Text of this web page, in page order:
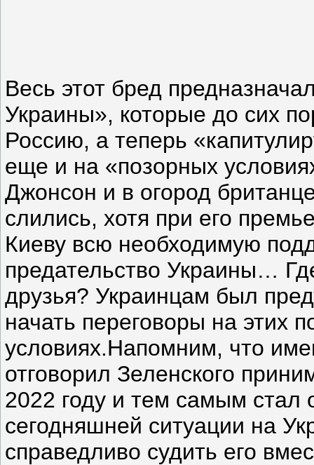
Весь этот бред
Украины», которые до сих
Россию, а теперь
еще и на «позорных
Джонсон и в огород
слились, хотя при его
Киеву всю необходимую
предательство Украины…
друзья? Украинцам был
начать переговоры на этих
условиях.Напомним, что
отговорил Зеленского
2022 году и тем самым стал
сегодняшней ситуации на
справедливо судить его